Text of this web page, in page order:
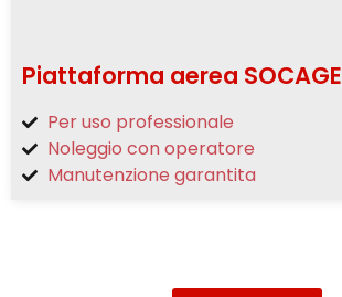
Piattaforma aerea SOCAGE
Per uso professionale
Noleggio con operatore
Manutenzione garantita